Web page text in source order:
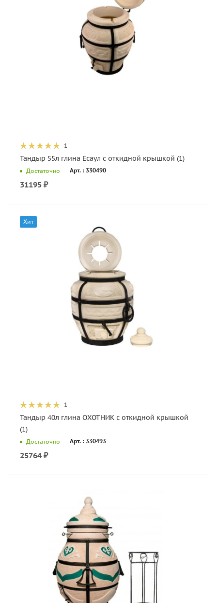
1
Тандыр 55л глина Есаул с откидной крышкой (1)
Достаточно Арт. : 330490
31195 ₽
Хит
1
Тандыр 40л глина ОХОТНИК с откидной крышкой
(1)
Достаточно Арт. : 330493
25764₽